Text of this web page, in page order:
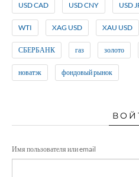
USD CAD USD CNY USD
WTI XAG USD XAU USD
СБЕРБАНК газ золото
новатэк фондовый рынок
Имя пользователя или email